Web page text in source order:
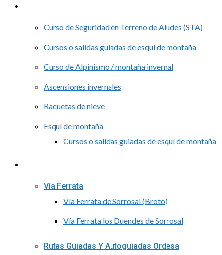
Curso de Seguridad en Terreno de Aludes (STA)
Cursos o salidas guiadas de esquí de montaña
Curso de Alpinismo / montaña invernal
Ascensiones invernales
Raquetas de nieve
Esquí de montaña
Cursos o salidas guiadas de esquí de montaña
Vía Ferrata
Vía Ferrata de Sorrosal (Broto)
Vía Ferrata los Duendes de Sorrosal
Rutas Guiadas Y Autoguiadas Ordesa